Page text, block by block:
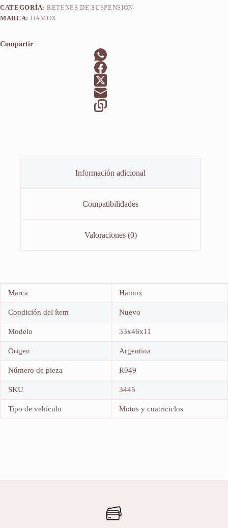
CATEGORÍA:RETENES DE SUSPENSIÓN
MARCA: HAMOX
Compartir
Información adicional
Compatibilidades
Valoraciones (0)
Marca Hamox
Condición del ítem Nuevo
Modelo 33x46x11
Origen Argentina
Número de pieza R049
SKU 3445
Tipo de vehículo Motos y cuatriciclos